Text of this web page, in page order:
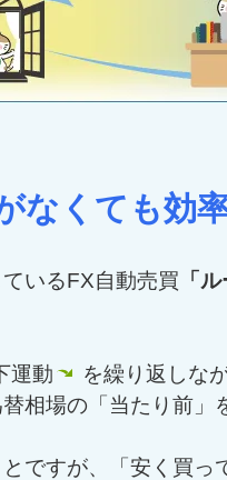
なくても効
いるFX自動売買 「
運動
を繰り返しな
相場の「当たり前」
ですが、「安く買っ